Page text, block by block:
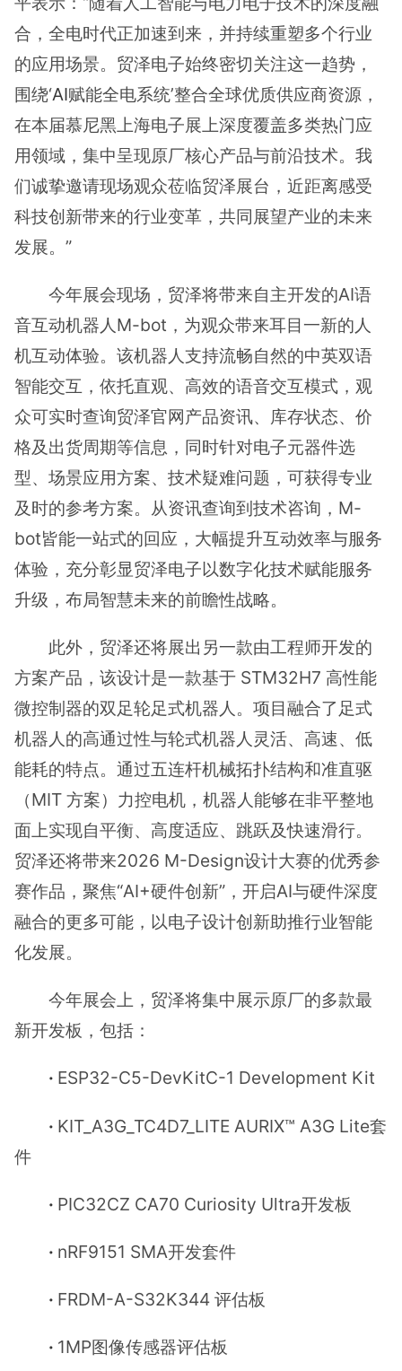
合，全电时代正加速到来，并持续重塑多个行业
的应用场景。贸泽电子始终密切关注这一趋势，
围绕‘AI赋能全电系统’整合全球优质供应商资源，
在本届慕尼黑上海电子展上深度覆盖多类热门应
用领域，集中呈现原厂核心产品与前沿技术。我
们诚挚邀请现场观众莅临贸泽展台，近距离感受
科技创新带来的行业变革，共同展望产业的未来
发展。”
今年展会现场，贸泽将带来自主开发的AI语
音互动机器人M-bot，为观众带来耳目一新的人
机互动体验。该机器人支持流畅自然的中英双语
智能交互，依托直观、高效的语音交互模式，观
众可实时查询贸泽官网产品资讯、库存状态、价
格及出货周期等信息，同时针对电子元器件选
型、场景应用方案、技术疑难问题，可获得专业
及时的参考方案。从资讯查询到技术咨询，M-
bot皆能一站式的回应，大幅提升互动效率与服务
体验，充分彰显贸泽电子以数字化技术赋能服务
升级，布局智慧未来的前瞻性战略。
此外，贸泽还将展出另一款由工程师开发的
方案产品，该设计是一款基于 STM32H7 高性能
微控制器的双足轮足式机器人。项目融合了足式
机器人的高通过性与轮式机器人灵活、高速、低
能耗的特点。通过五连杆机械拓扑结构和准直驱
（MIT 方案）力控电机，机器人能够在非平整地
面上实现自平衡、高度适应、跳跃及快速滑行。
贸泽还将带来2026 M-Design设计大赛的优秀参
赛作品，聚焦“AI+硬件创新”，开启AI与硬件深度
融合的更多可能，以电子设计创新助推行业智能
化发展。
今年展会上，贸泽将集中展示原厂的多款最
新开发板，包括：
· ESP32-C5-DevKitC-1 Development Kit
· KIT_A3G_TC4D7_LITE AURIX™ A3G Lite套
件
· PIC32CZ CA70 Curiosity Ultra开发板
· nRF9151 SMA开发套件
· FRDM-A-S32K344 评估板
· 1MP图像传感器评估板